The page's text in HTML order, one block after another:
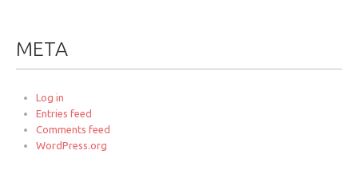
META
Log in
Entries feed
Comments feed
WordPress.org